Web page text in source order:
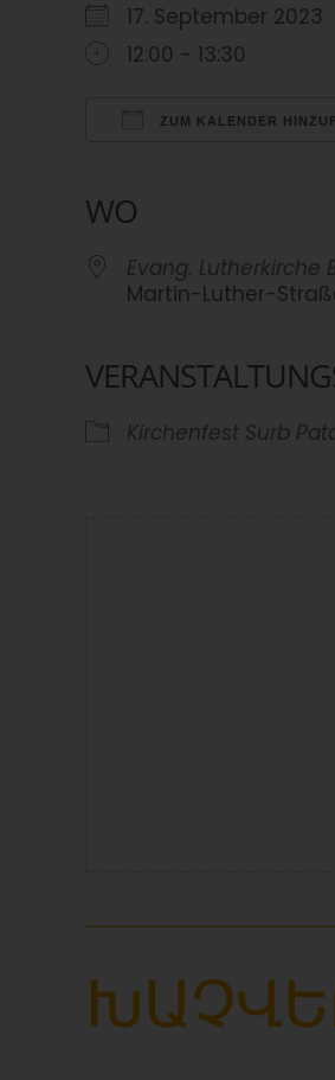
17. September 2023
12:00 - 13:30
ZUM KALENDER
WO
Evang. Lutherkirche
Martin-Luther-
Kirchenfest Surb